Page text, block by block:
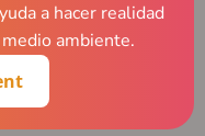
a hacer realidad
ambiente.